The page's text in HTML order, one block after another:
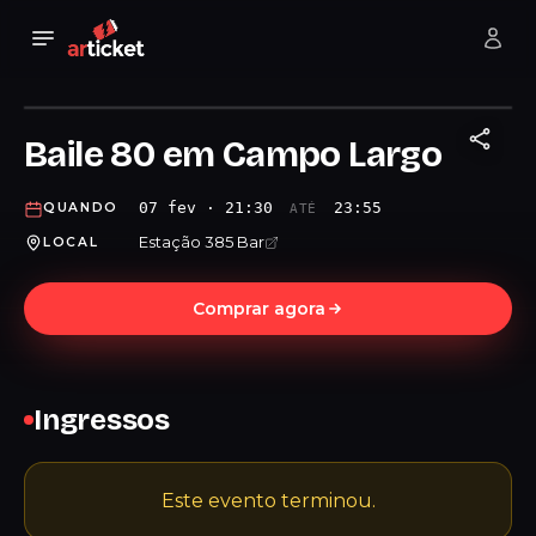
Baile 80 em Campo Largo
QUANDO 07 fev · 21:30 ATÉ 23:55
LOCAL Estação 385 Bar
Comprar agora
Ingressos
Este evento terminou.